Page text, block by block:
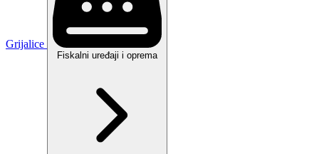
Grijalice
Fiskalni uređaji i oprema